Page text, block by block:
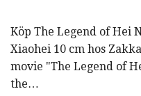
Köp The Legend of Hei
Xiaohei 10 cm hos
movie "The Legend of
the…